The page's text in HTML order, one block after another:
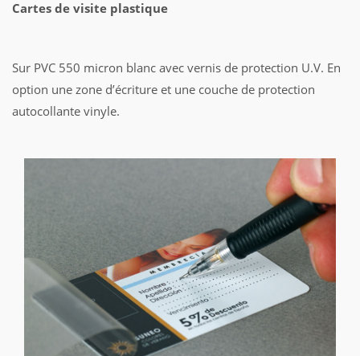
Cartes de visite plastique
Sur PVC 550 micron blanc avec vernis de protection U.V. En
option une zone d’écriture et une couche de protection
autocollante vinyle.